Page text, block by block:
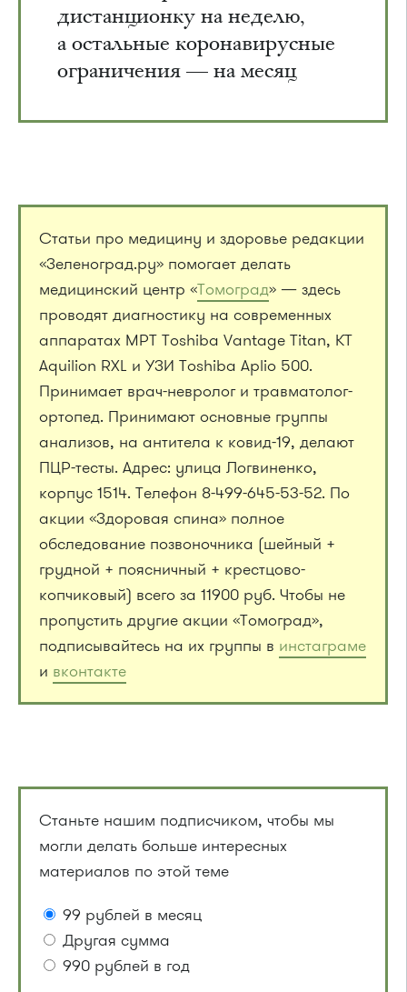
дистанционку на неделю,
а остальные коронавирусные
ограничения — на месяц
Статьи про медицину и здоровье редакции
«Зеленоград.ру» помогает делать
медицинский центр «Томоград» — здесь
проводят диагностику на современных
аппаратах МРТ Toshiba Vantage Titan, КТ
Aquilion RXL и УЗИ Toshiba Aplio 500.
Принимает врач-невролог и травматолог-
ортопед. Принимают основные группы
анализов, на антитела к ковид-19, делают
ПЦР-тесты. Адрес: улица Логвиненко,
корпус 1514. Телефон 8-499-645-53-52. По
акции «Здоровая спина» полное
обследование позвоночника (шейный +
грудной + поясничный + крестцово-
копчиковый) всего за 11900 руб. Чтобы не
пропустить другие акции «Томоград»,
подписывайтесь на их группы в инстаграме
и вконтакте
Станьте нашим подписчиком, чтобы мы
могли делать больше интересных
материалов по этой теме
99 рублей в месяц
Другая сумма
990 рублей в год